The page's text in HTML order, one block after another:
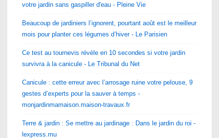
votre jardin sans gaspiller d'eau - Pleine Vie
Beaucoup de jardiniers l’ignorent, pourtant août est le meilleur
mois pour planter ces légumes d’hiver - Le Parisien
Ce test au tournevis révèle en 10 secondes si votre jardin
survivra à la canicule - Le Tribunal du Net
Canicule : cette erreur avec l’arrosage ruine votre pelouse, 9
gestes d’experts pour la sauver à temps -
monjardinmamaison.maison-travaux.fr
Terre & jardin : Se mettre au jardinage : Dans le jardin du roi -
lexpress.mu